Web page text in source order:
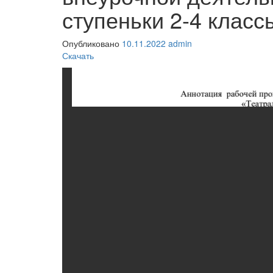
ступеньки 2-4
Опубликовано 10.11.2022 admin
Скачать